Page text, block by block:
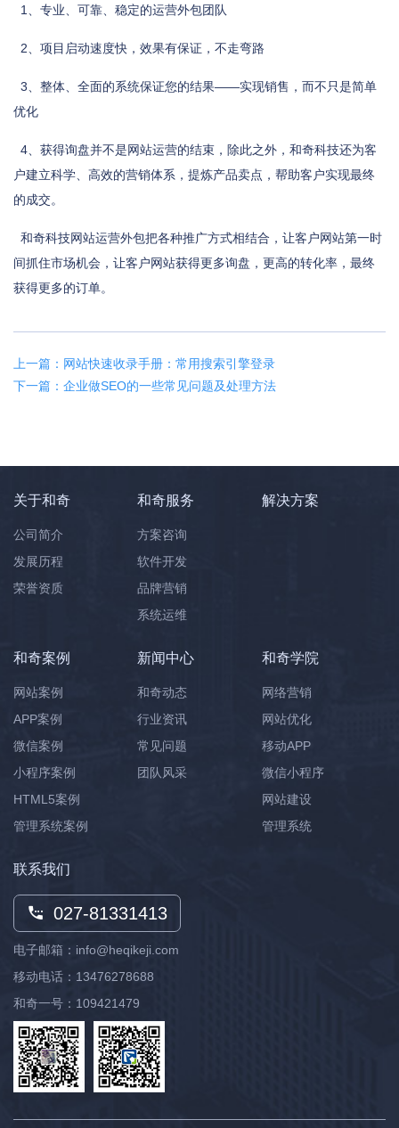
1、专业、可靠、稳定的运营外包团队
2、项目启动速度快，效果有保证，不走弯路
3、整体、全面的系统保证您的结果——实现销售，而不只是简单
优化
4、获得询盘并不是网站运营的结束，除此之外，和奇科技还为客
户建立科学、高效的营销体系，提炼产品卖点，帮助客户实现最终
的成交。
和奇科技网站运营外包把各种推广方式相结合，让客户网站第一时
间抓住市场机会，让客户网站获得更多询盘，更高的转化率，最终
获得更多的订单。
上一篇：网站快速收录手册：常用搜索引擎登录
下一篇：企业做SEO的一些常见问题及处理方法
关于和奇
公司简介
发展历程
荣誉资质
和奇服务
方案咨询
软件开发
品牌营销
系统运维
解决方案
和奇案例
网站案例
APP案例
微信案例
小程序案例
HTML5案例
管理系统案例
新闻中心
和奇动态
行业资讯
常见问题
团队风采
和奇学院
网络营销
网站优化
移动APP
微信小程序
网站建设
管理系统
联系我们
027-81331413
电子邮箱：info@heqikeji.com
移动电话： 13476278688
和奇一号：109421479